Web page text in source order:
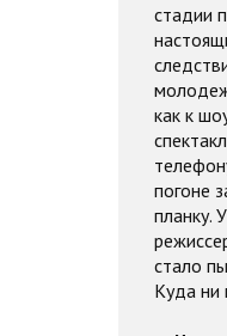
стадии
как к
погоне
планку.
стало
Куда ни